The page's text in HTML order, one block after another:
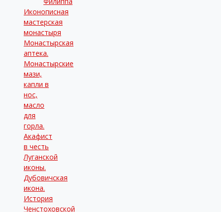
Иконописная
мастерская
монастыря
Монастырская
аптека.
Монастырские
мази,
капли в
нос,
масло
для
горла.
Акафист
в честь
Луганской
иконы.
Дубовичская
икона.
История
Ченстоховской